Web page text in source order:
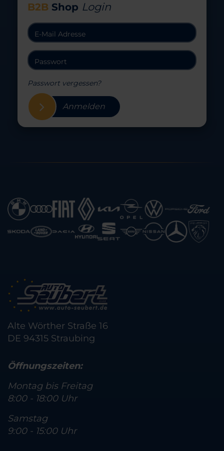
B2B Shop Login
Passwort vergessen?
Anmelden
Alte Wörther Straße 16
DE 94315 Straubing
Öffnungszeiten:
Montag bis Freitag
8:00 - 18:00 Uhr
Samstag
9:00 - 15:00 Uhr